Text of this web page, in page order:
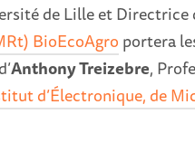
de Lille et Directrice
BioEcoAgro portera
Anthony Treizebre,
d’Électronique, de